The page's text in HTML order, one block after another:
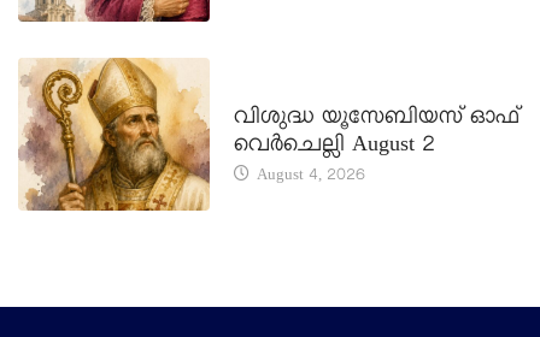
വിശുദ്ധ യൂസേബിയസ് ഓഫ്
വെർചെല്ലി August 2
August 4, 2026